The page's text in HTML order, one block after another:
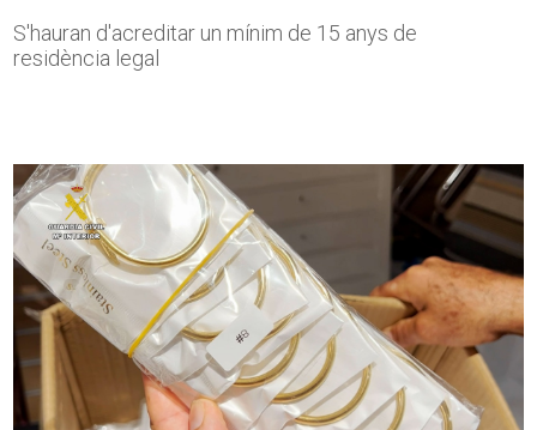
S'hauran d'acreditar un mínim de 15 anys de
residència legal